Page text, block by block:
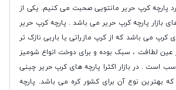
پارچه کرپ حریر مانتویی صحبت می کنیم. یکی از
بازار پارچه کرپ حریر می باشد . پارچه کرپ حریر
کرپ می باشد که از کرپ مازراتی یا باربی نازک تر
عین لطافت ، سبک بوده و برای دوخت انواع شومیز
است . در بازار اکثرا پارچه های کرپ حریر چینی
بهترین نوع آن برای کشور کره می باشد. پارچه